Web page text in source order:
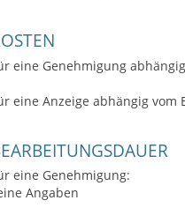
eine Genehmigung
eine Anzeige abhängig vom
eine Genehmigung:
Angaben